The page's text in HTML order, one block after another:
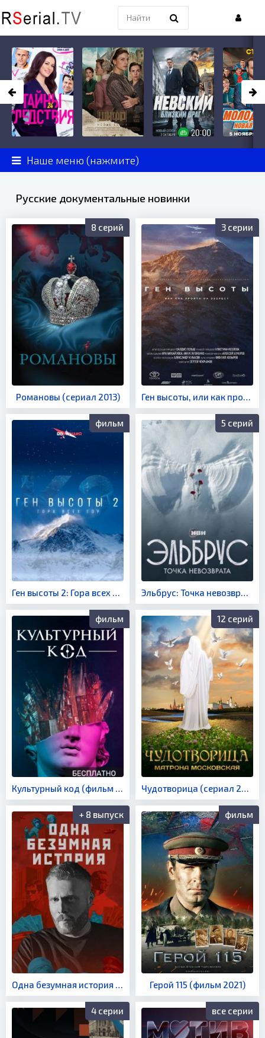
Наше меню (нажмите)
Русские документальные новинки
8 серий
Романовы (сериал 2013)
3 серии
Ген высоты, или как пройти на Эверест (сериал 2017)
фильм
Ген высоты 2: Гора всех гор (фильм 2024)
5 серий
Эльбрус: Точка невозврата (сериал 2022)
фильм
Культурный код (фильм 2021)
12 серий
Чудотворица (сериал 2015)
+ 8 выпуск
Одна безумная история (шоу 2024)
фильм
Герой 115 (фильм 2021)
4 серии все серии